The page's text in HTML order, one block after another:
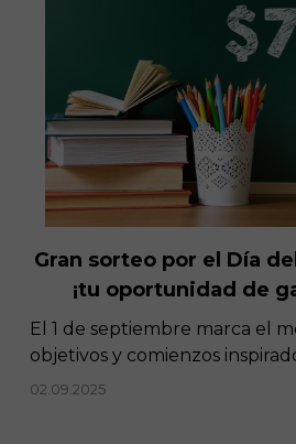
Gran sorteo por el Día
¡tu oportunidad de
El 1 de septiembre marca el
objetivos y comienzos
02.09.2025